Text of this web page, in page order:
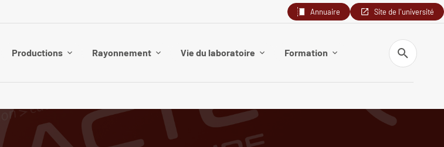
Annuaire Site de l'université
Productions Rayonnement Vie du laboratoire Formation
Recherche